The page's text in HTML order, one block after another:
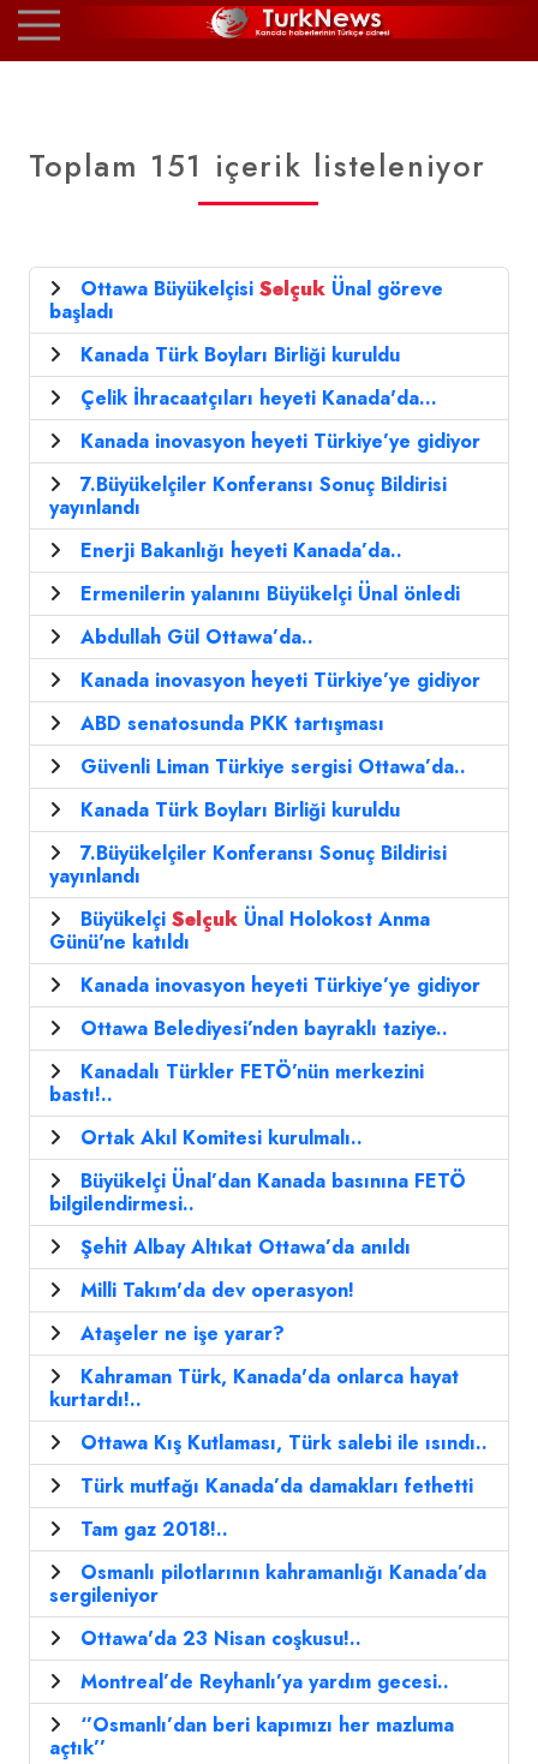
Toplam 151 içerik listeleniyor
Ottawa Büyükelçisi Selçuk Ünal göreve
başladı
Kanada Türk Boyları Birliği kuruldu
Çelik İhracaatçıları heyeti Kanada'da...
Kanada inovasyon heyeti Türkiye’ye gidiyor
7.Büyükelçiler Konferansı Sonuç Bildirisi
yayınlandı
Enerji Bakanlığı heyeti Kanada’da..
Ermenilerin yalanını Büyükelçi Ünal önledi
Abdullah Gül Ottawa’da..
Kanada inovasyon heyeti Türkiye’ye gidiyor
ABD senatosunda PKK tartışması
Güvenli Liman Türkiye sergisi Ottawa’da..
Kanada Türk Boyları Birliği kuruldu
7.Büyükelçiler Konferansı Sonuç Bildirisi
yayınlandı
Büyükelçi Selçuk Ünal Holokost Anma
Günü'ne katıldı
Kanada inovasyon heyeti Türkiye’ye gidiyor
Ottawa Belediyesi’nden bayraklı taziye..
Kanadalı Türkler FETÖ’nün merkezini
bastı!..
Ortak Akıl Komitesi kurulmalı..
Büyükelçi Ünal’dan Kanada basınına FETÖ
bilgilendirmesi..
Şehit Albay Altıkat Ottawa’da anıldı
Milli Takım'da dev operasyon!
Ataşeler ne işe yarar?
Kahraman Türk, Kanada'da onlarca hayat
kurtardı!..
Ottawa Kış Kutlaması, Türk salebi ile ısındı..
Türk mutfağı Kanada’da damakları fethetti
Tam gaz 2018!..
Osmanlı pilotlarının kahramanlığı Kanada’da
sergileniyor
Ottawa'da 23 Nisan coşkusu!..
Montreal’de Reyhanlı’ya yardım gecesi..
‘’Osmanlı’dan beri kapımızı her mazluma
açtık’’